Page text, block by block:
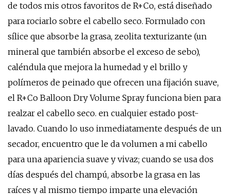
de todos mis otros favoritos de R+Co, está diseñado
para rociarlo sobre el cabello seco. Formulado con
sílice que absorbe la grasa, zeolita texturizante (un
mineral que también absorbe el exceso de sebo),
caléndula que mejora la humedad y el brillo y
polímeros de peinado que ofrecen una fijación suave,
el R+Co Balloon Dry Volume Spray funciona bien para
realzar el cabello seco. en cualquier estado post-
lavado. Cuando lo uso inmediatamente después de un
secador, encuentro que le da volumen a mi cabello
para una apariencia suave y vivaz; cuando se usa dos
días después del champú, absorbe la grasa en las
raíces y al mismo tiempo imparte una elevación